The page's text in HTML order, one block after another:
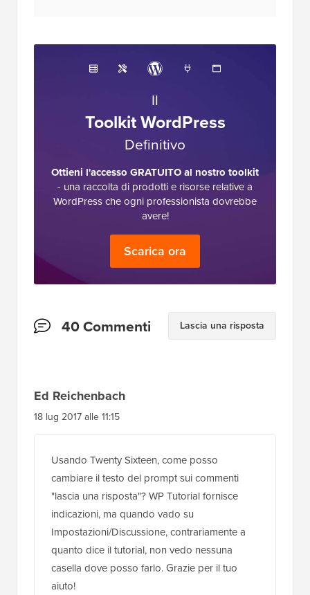
Il
Toolkit WordPress
Definitivo
Ottieni l'accesso GRATUITO al nostro toolkit
- una raccolta di prodotti e risorse relative a
WordPress che ogni professionista dovrebbe
avere!
Scarica ora
Interazioni
40 Commenti Lascia una risposta
Ed Reichenbach
18 lug 2017 alle 11:15
Usando Twenty Sixteen, come posso
cambiare il testo del prompt sui commenti
"lascia una risposta"? WP Tutorial fornisce
indicazioni, ma quando vado su
Impostazioni/Discussione, contrariamente a
quanto dice il tutorial, non vedo nessuna
casella dove posso farlo. Grazie per il tuo
aiuto!